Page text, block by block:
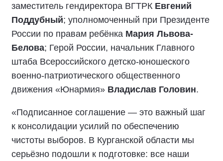
заместитель гендиректора ВГТРК Евгений
Поддубный; уполномоченный при Президенте
России по правам ребёнка Мария Львова-
Белова; Герой России, начальник Главного
штаба Всероссийского детско-юношеского
военно-патриотического общественного
движения «Юнармия» Владислав Головин.
«Подписанное соглашение — это важный шаг
к консолидации усилий по обеспечению
чистоты выборов. В Курганской области мы
серьёзно подошли к подготовке: все наши